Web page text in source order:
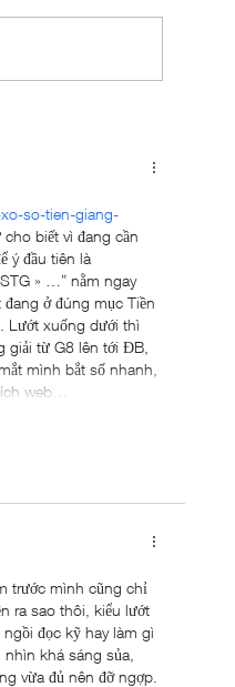
so-tien-giang-
biết vì đang cần
ý đầu tiên là
» …” nằm ngay
ở đúng mục Tiền
Lướt xuống dưới thì
giải từ G8 lên tới ĐB,
mình bắt số nhanh,
web…
trước mình cũng chỉ
ra sao thôi, kiểu lướt
đọc kỹ hay làm gì
khá sáng sủa,
vừa đủ nên đỡ ngợp.